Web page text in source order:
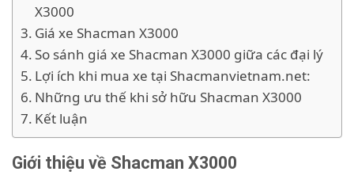
X3000
Giá xe Shacman X3000
So sánh giá xe Shacman X3000 giữa các đại lý
Lợi ích khi mua xe tại Shacmanvietnam.net:
Những ưu thế khi sở hữu Shacman X3000
Kết luận
Giới thiệu về Shacman X3000